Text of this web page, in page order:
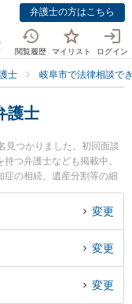
弁護士の方はこちら
閲覧履歴 マイリスト ログイン
士 岐阜市で法律相談で
護士
見つかりました。初回面談
つ弁護士なども掲載中。
の相続、遺産分割等の細
リーベスト法律事務所 岐阜
岐阜オフィスの和田 尚也
い』『遺産分割協議のト
』『初回相談無料で遺産分
したい』などでお困りの
変更
変更
変更